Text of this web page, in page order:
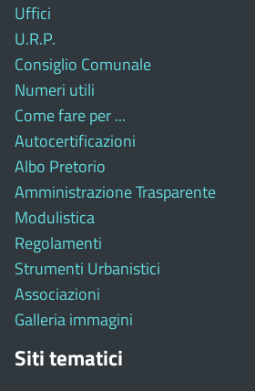
Uffici
U.R.P.
Consiglio Comunale
Numeri utili
Come fare per ...
Autocertificazioni
Albo Pretorio
Amministrazione Trasparente
Modulistica
Regolamenti
Strumenti Urbanistici
Associazioni
Galleria immagini
Siti tematici